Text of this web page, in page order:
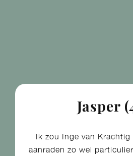
Jasper
Ik zou Inge van Krachtig
aanraden zo wel